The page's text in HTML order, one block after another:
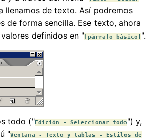
llenamos de texto. Así podremos
de forma sencilla. Ese texto, ahora
definidos en " [párrafo básico] ".
todo ("Edición - Seleccionar todo") y,
"Ventana - Texto y tablas - Estilos de